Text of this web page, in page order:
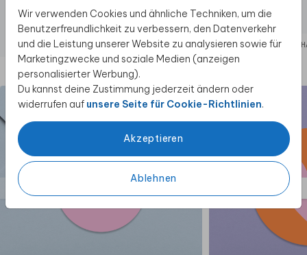
Wir verwenden Cookies und ähnliche Techniken, um die
Benutzerfreundlichkeit zu verbessern, den Datenverkehr
und die Leistung unserer Website zu analysieren sowie für
Marketingzwecke und soziale Medien (anzeigen
personalisierter Werbung).
Du kannst deine Zustimmung jederzeit ändern oder
widerrufen auf unsere Seite für Cookie-Richtlinien.
Akzeptieren
Ablehnen
ADRESSAUFKLEBER
Diese Produkte könnten dir auch gefallen